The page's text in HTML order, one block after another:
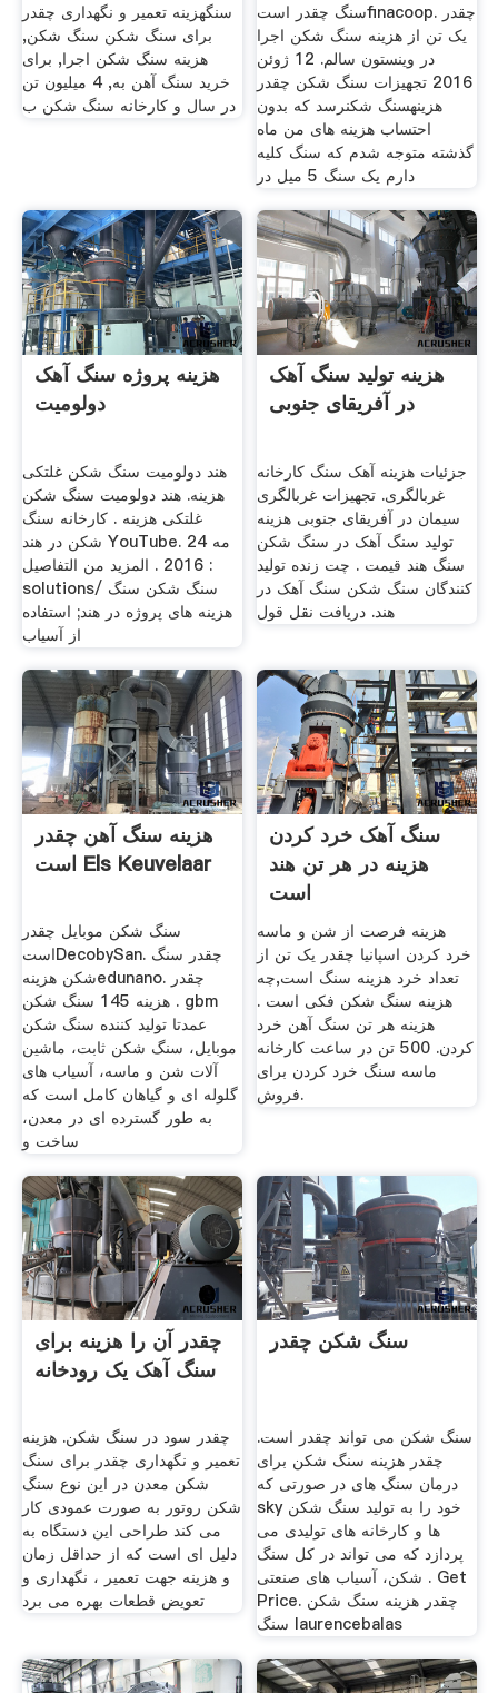
سنگهزینه تعمیر و نگهداری چقدر
برای سنگ شکن سنگ شکن,
هزینه سنگ شکن اجرا, برای
خرید سنگ آهن به, 4 میلیون تن
در سال و کارخانه سنگ شکن ب
سنگ چقدر استfinacoop. چقدر
یک تن از هزینه سنگ شکن اجرا
در وینستون سالم. 12 ژوئن
2016 تجهیزات سنگ شکن چقدر
هزینهسنگ شکنرسد که بدون
احتساب هزینه های من ماه
گذشته متوجه شدم که سنگ کلیه
دارم یک سنگ 5 میل در
هزینه پروژه سنگ آهک
دولومیت
هند دولومیت سنگ شکن غلتکی
هزینه. هند دولومیت سنگ شکن
غلتکی هزینه . کارخانه سنگ
شکن در هند YouTube. 24 مه
2016 . المزيد من التفاصيل :
solutions/ سنگ شکن سنگ
هزینه های پروژه در هند; استفاده
از آسیاب
هزینه تولید سنگ آهک
در آفریقای جنوبی
جزئیات هزینه آهک سنگ کارخانه
غربالگری. تجهیزات غربالگری
سیمان در آفریقای جنوبی هزینه
تولید سنگ آهک در سنگ شکن
سنگ هند قیمت . چت زنده تولید
کنندگان سنگ شکن سنگ آهک در
هند. دریافت نقل قول
هزینه سنگ آهن چقدر
است Els Keuvelaar
سنگ شکن موبایل چقدر
استDecobySan. چقدر سنگ
شکن هزینهedunano. چقدر
هزینه 145 سنگ شکن . gbm
عمدتا تولید کننده سنگ شکن
موبایل، سنگ شکن ثابت، ماشین
آلات شن و ماسه، آسیاب های
گلوله ای و گیاهان کامل است که
به طور گسترده ای در معدن،
ساخت و
سنگ آهک خرد کردن
هزینه در هر تن هند
است
هزینه فرصت از شن و ماسه
خرد کردن اسپانیا چقدر یک تن از
تعداد خرد هزینه سنگ است,چه
هزینه سنگ شکن فکی است .
هزینه هر تن سنگ آهن خرد
کردن. 500 تن در ساعت کارخانه
ماسه سنگ خرد کردن برای
فروش.
چقدر آن را هزینه برای
سنگ آهک یک رودخانه
چقدر سود در سنگ شکن. هزینه
تعمیر و نگهداری چقدر برای سنگ
شکن معدن در این نوع سنگ
شکن روتور به صورت عمودی کار
می کند طراحی این دستگاه به
دلیل ای است که از حداقل زمان
و هزینه جهت تعمیر ، نگهداری و
تعویض قطعات بهره می برد
سنگ شکن چقدر
سنگ شکن می تواند چقدر است.
چقدر هزینه سنگ شکن برای
درمان سنگ های در صورتی که
sky خود را به تولید سنگ شکن
ها و کارخانه های تولیدی می
پردازد که می تواند در کل سنگ
شکن، آسیاب های صنعتی . Get
Price. چقدر هزینه سنگ شکن
سنگ laurencebalas